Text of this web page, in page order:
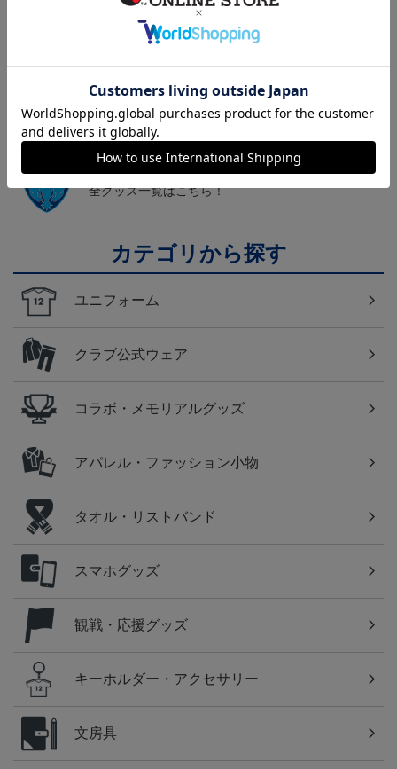
の必須アイテム！
横浜FC
横浜ＦＣのすべてのグッズをチェックしたい方に！
全グッズ一覧はこちら！
カテゴリから探す
ユニフォーム
クラブ公式ウェア
コラボ・メモリアルグッズ
アパレル・ファッション小物
タオル・リストバンド
スマホグッズ
観戦・応援グッズ
キーホルダー・アクセサリー
文房具